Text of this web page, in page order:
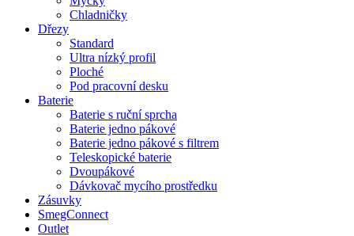
Chladničky
Dřezy
Standard
Ultra nízký profil
Ploché
Pod pracovní desku
Baterie
Baterie s ruční sprcha
Baterie jedno pákové
Baterie jedno pákové s filtrem
Teleskopické baterie
Dvoupákové
Dávkovač mycího prostředku
Zásuvky
SmegConnect
Outlet